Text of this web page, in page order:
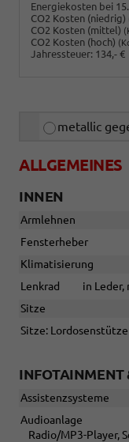
Energiekosten bei
CO2 Kosten (niedrig)
CO2 Kosten (mittel)
CO2 Kosten (hoch)
Jahressteuer: 134,- €
metallic
ALLGEMEINES
INNEN
Armlehnen
Fensterheber
Klimatisierung
Lenkrad
in
Sitze
Sitze: Lordosenstütze
INFOTAINMENT
Assistenzsysteme
Audioanlage
Radio/MP3-Player,